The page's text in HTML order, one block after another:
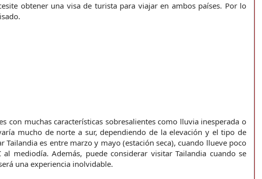
obtener una visa de turista para viajar en ambos países. Por lo
con muchas características sobresalientes como lluvia inesperada o
mucho de norte a sur, dependiendo de la elevación y el tipo de
es entre marzo y mayo (estación seca), cuando llueve poco
mediodía. Además, puede considerar visitar Tailandia cuando se
una experiencia inolvidable.